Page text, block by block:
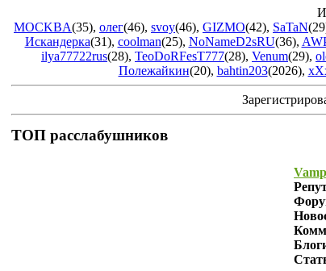
MOCKBA(35), олег(46), svoy(46), GIZMO(42), SaTaN
Искандерка(31), coolman(25), NoNameD2sRU(36),
ilya77722rus(28), TeoDoRFesT777(28), Venum(29),
Полежайкин(20), bahtin203(2026),
ТОП расслабушников